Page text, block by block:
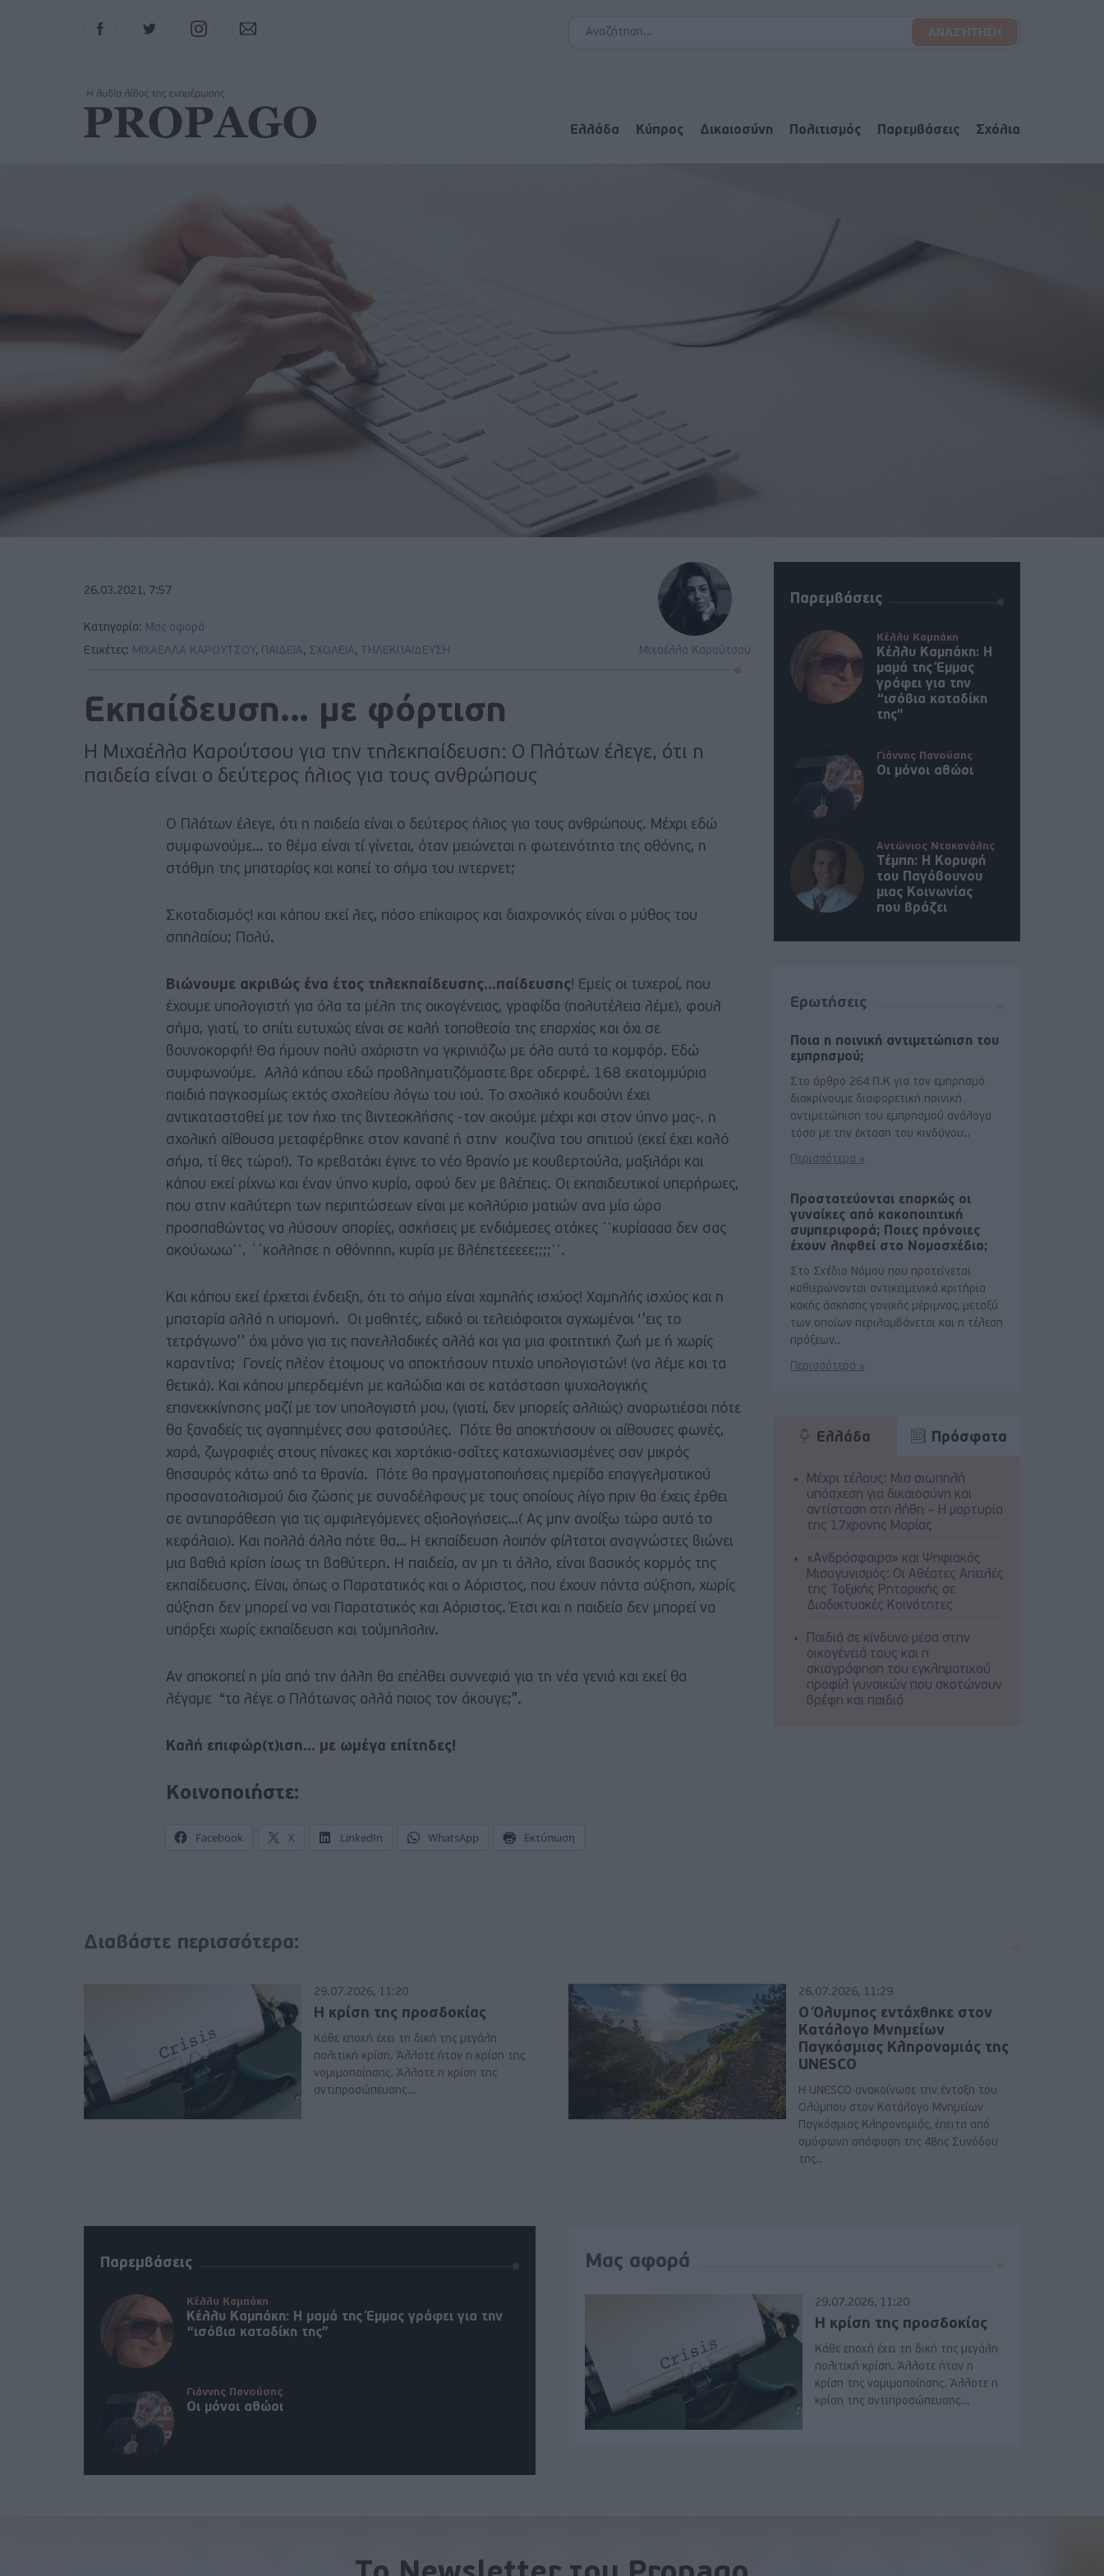
FacebookTwitter InstagramContact
Ελλάδα Κύπρος Δικαιοσύνη Πολιτισμός Παρεμβάσεις Σχόλια
26.03.2021, 7:57
Κατηγορία: Μας αφορά
Ετικέτες: ΜΙΧΑΕΛΛΑ ΚΑΡΟΥΤΣΟΥ, ΠΑΙΔΕΙΑ, ΣΧΟΛΕΙΑ, ΤΗΛΕΚΠΑΙΔΕΥΣΗ Μιχαέλλα Καρούτσου
Εκπαίδευση… με φόρτιση
Η Μιχαέλλα Καρούτσου για την τηλεκπαίδευση: Ο Πλάτων έλεγε, ότι η
παιδεία είναι ο δεύτερος ήλιος για τους ανθρώπους
Ο Πλάτων έλεγε, ότι η παιδεία είναι ο δεύτερος ήλιος για τους ανθρώπους. Μέχρι εδώ
συμφωνούμε… το θέμα είναι τί γίνεται, όταν μειώνεται η φωτεινότητα της οθόνης, η
στάθμη της μπαταρίας και κοπεί το σήμα του ιντερνετ;
Σκοταδισμός! και κάπου εκεί λες, πόσο επίκαιρος και διαχρονικός είναι ο μύθος του
σπηλαίου; Πολύ.
Βιώνουμε ακριβώς ένα έτος τηλεκπαίδευσης…παίδευσης! Εμείς οι τυχεροί, που
έχουμε υπολογιστή για όλα τα μέλη της οικογένειας, γραφίδα (πολυτέλεια λέμε), φουλ
σήμα, γιατί, το σπίτι ευτυχώς είναι σε καλή τοποθεσία της επαρχίας και όχι σε
βουνοκορφή! Θα ήμουν πολύ αχάριστη να γκρινιάζω με όλα αυτά τα κομφόρ. Εδώ
συμφωνούμε. Αλλά κάπου εδώ προβληματιζόμαστε βρε αδερφέ. 168 εκατομμύρια
παιδιά παγκοσμίως εκτός σχολείου λόγω του ιού. Το σχολικό κουδούνι έχει
αντικατασταθεί με τον ήχο της βιντεοκλήσης -τον ακούμε μέχρι και στον ύπνο μας-, η
σχολική αίθουσα μεταφέρθηκε στον καναπέ ή στην κουζίνα του σπιτιού (εκεί έχει καλό
σήμα, τί θες τώρα!). Το κρεβατάκι έγινε το νέο θρανίο με κουβερτούλα, μαξιλάρι και
κάπου εκεί ρίχνω και έναν ύπνο κυρία, αφού δεν με βλέπεις. Οι εκπαιδευτικοί υπερήρωες,
που στην καλύτερη των περιπτώσεων είναι με κολλύριο ματιών ανα μία ώρα
προσπαθώντας να λύσουν απορίες, ασκήσεις με ενδιάμεσες ατάκες ᾽᾽κυρίαααα δεν σας
ακούωωω᾽᾽, ´´κολλησε η οθόνηηη, κυρία με βλέπετεεεεε;;;;᾽᾽.
Και κάπου εκεί έρχεται ένδειξη, ότι το σήμα είναι χαμηλής ισχύος! Χαμηλής ισχύος και η
μπαταρία αλλά η υπομονή. Οι μαθητές, ειδικά οι τελειόφοιτοι αγχωμένοι ‘’εις το
τετράγωνο’’ όχι μόνο για τις πανελλαδικές αλλά και για μια φοιτητική ζωή με ή χωρίς
καραντίνα; Γονείς πλέον έτοιμους να αποκτήσουν πτυχίο υπολογιστών! (να λέμε και τα
θετικά). Και κάπου μπερδεμένη με καλώδια και σε κατάσταση ψυχολογικής
επανεκκίνησης μαζί με τον υπολογιστή μου, (γιατί, δεν μπορείς αλλιώς) αναρωτιέσαι πότε
θα ξαναδείς τις αγαπημένες σου φατσούλες. Πότε θα αποκτήσουν οι αίθουσες φωνές,
χαρά, ζωγραφιές στους πίνακες και χαρτάκια-σαΐτες καταχωνιασμένες σαν μικρός
θησαυρός κάτω από τα θρανία. Πότε θα πραγματοποιήσεις ημερίδα επαγγελματικού
προσανατολισμού δια ζώσης με συναδέλφους με τους οποίους λίγο πριν θα έχεις έρθει
σε αντιπαράθεση για τις αμφιλεγόμενες αξιολογήσεις…( Ας μην ανοίξω τώρα αυτό το
κεφάλαιο). Και πολλά άλλα πότε θα… Η εκπαίδευση λοιπόν φίλτατοι αναγνώστες βιώνει
μια βαθιά κρίση ίσως τη βαθύτερη. Η παιδεία, αν μη τι άλλο, είναι βασικός κορμός της
εκπαίδευσης. Είναι, όπως ο Παρατατικός και ο Αόριστος, που έχουν πάντα αύξηση, χωρίς
αύξηση δεν μπορεί να ναι Παρατατικός και Αόριστος. Έτσι και η παιδεία δεν μπορεί να
υπάρξει χωρίς εκπαίδευση και τούμπλαλιν.
Αν αποκοπεί η μία από την άλλη θα επέλθει συννεφιά για τη νέα γενιά και εκεί θα
λέγαμε “τα λέγε ο Πλάτωνας αλλά ποιος τον άκουγε;”.
Καλή επιφώρ(τ)ιση… με ωμέγα επίτηδες!
Κοινοποιήστε:
Facebook X LinkedIn WhatsApp Εκτύπωση
Παρεμβάσεις
Κέλλυ Καμπάκη
Κέλλυ Καμπάκη: Η
μαμά της Έμμας
γράφει για την
“ισόβια καταδίκη
της”
Γιάννης Πανούσης
Οι μόνοι αθώοι
Αντώνιος Ντακανάλης
Τέμπη: Η Κορυφή
του Παγόβουνου
μιας Κοινωνίας
που βράζει
Ερωτήσεις
Ποια η ποινική αντιμετώπιση του
εμπρησμού;
Στο άρθρο 264 Π.Κ για τον εμπρησμό
διακρίνουμε διαφορετική ποινική
αντιμετώπιση του εμπρησμού ανάλογα
τόσο με την έκταση του κινδύνου..
Περισσότερα »
Προστατεύονται επαρκώς οι
γυναίκες από κακοποιητική
συμπεριφορά; Ποιες πρόνοιες
έχουν ληφθεί στο Νομοσχέδιο;
Στο Σχέδιο Νόμου που προτείνεται
καθιερώνονται αντικειμενικά κριτήρια
κακής άσκησης γονικής μέριμνας, μεταξύ
των οποίων περιλαμβάνεται και η τέλεση
πράξεων..
Περισσότερα »
Ελλάδα Πρόσφατα
Μέχρι τέλους: Μια σιωπηλή
υπόσχεση για δικαιοσύνη και
αντίσταση στη λήθη – Η μαρτυρία
της 17χρονης Μαρίας
«Ανδρόσφαιρα» και Ψηφιακός
Μισογυνισμός: Οι Αθέατες Απειλές
της Τοξικής Ρητορικής σε
Διαδικτυακές Κοινότητες
Παιδιά σε κίνδυνο μέσα στην
οικογένειά τους και η
σκιαγράφηση του εγκληματικού
προφίλ γυναικών που σκοτώνουν
βρέφη και παιδιά
Διαβάστε περισσότερα:
29.07.2026, 11:20
Η κρίση της προσδοκίας
Κάθε εποχή έχει τη δική της μεγάλη
πολιτική κρίση. Άλλοτε ήταν η κρίση της
νομιμοποίησης. Άλλοτε η κρίση της
αντιπροσώπευσης...
26.07.2026, 11:29
Ο Όλυμπος εντάχθηκε στον
Κατάλογο Μνημείων
Παγκόσμιας Κληρονομιάς της
UNESCO
Η UNESCO ανακοίνωσε την ένταξη του
Ολύμπου στον Κατάλογο Μνημείων
Παγκόσμιας Κληρονομιάς, έπειτα από
ομόφωνη απόφαση της 48ης Συνόδου
της..
Παρεμβάσεις
Κέλλυ Καμπάκη
Κέλλυ Καμπάκη: Η μαμά της Έμμας γράφει για την
“ισόβια καταδίκη της”
Γιάννης Πανούσης
Οι μόνοι αθώοι
Μας αφορά
29.07.2026, 11:20
Η κρίση της προσδοκίας
Κάθε εποχή έχει τη δική της μεγάλη
πολιτική κρίση. Άλλοτε ήταν η
κρίση της νομιμοποίησης. Άλλοτε η
κρίση της αντιπροσώπευσης...